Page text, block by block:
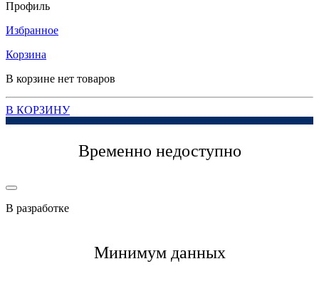
Профиль
Избранное
Корзина
В корзине нет товаров
В КОРЗИНУ
Временно недоступно
В разработке
Минимум данных